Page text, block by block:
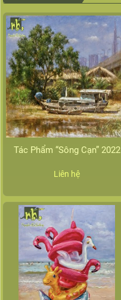
Tác Phẩm “Sông Cạn” 2022
Liên hệ